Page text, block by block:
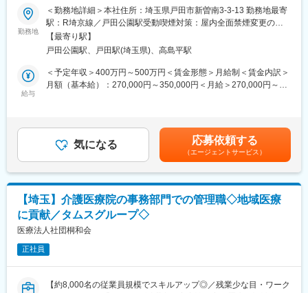
当社は医療法人髙仁会グループの一員として、給食・医療事務・
清掃・施設管理の請負、医薬品・資材の供給等の業務を通して、
医療・介護を側面から支援しています。その中で当ポジションは
病院で使用する消耗品手配・納品のお仕事になります。基本はデ
スクワークが主体となりますが、本社から病院へ消耗品等を運び
納品の作業が発生します。※一定の体を使った業務があります。
・受発注業務
・簡単な売上分析や在庫管理、改善提案等
・リース管理
■組織構成
40代の男性リーダー・薬剤師1名・女性スタッフ3名(うち2名社員)
の組織になっております。近い将来サブリーダーとして活躍頂き
たいと思っております。ゆくゆくは部署の長としてご活躍頂ける
事を期待しております。
■当社について：
医療を取りまく環境は、人口の高齢化が急速に進み、それにとも
なって医療・介護の切れ目のない対応の必要性や、一方では患者
様の医療・介護に対する期待も多様化しています。病院運営は正
勤務地
＜勤務地詳細＞本社住所：埼玉県戸田市新曽南3-3-13 勤務地最寄
駅：R埼京線／戸田公園駅受動喫煙対策：屋内全面禁煙変更の範
囲：会社の定める事業所
【最寄り駅】
戸田公園駅、戸田駅(埼玉県)、高島平駅
給与
＜予定年収＞400万円～500万円＜賃金形態＞月給制＜賃金内訳＞
月額（基本給）：270,000円～350,000円＜月給＞270,000円～
賃金はあくまでも目安の金額であり、選考を通じて上下する可能
性があります。月給(月額)は固定手当を含めた表記です。
気になる 応募依頼する
（エージェントサービス）
【埼玉】介護医療院の事務部門での管理職◇地域医療
に貢献／タムスグループ◇
医療法人社団桐和会
正社員
【約8,000名の従業員規模でスキルアップ◎／残業少な目・ワーク